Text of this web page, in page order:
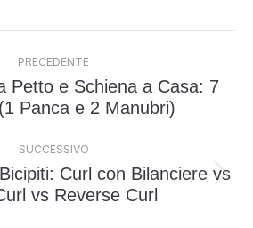
PRECEDENTE
Post
Petto e Schiena a Casa: 7
Panca e 2 Manubri)
SUCCESSIVO
Prossimo
Curl con Bilanciere vs
vs Reverse Curl